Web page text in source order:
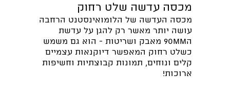
מכסה עדשה שלט רחוק
מכסה העדשה של הלומואינסטנט הרחבה
עושה יותר מאשר רק להגן על עדשת
ה90mm מאבק ושריטות - הוא גם משמש
כשלט רחוק המאפשר דיוקנאות עצמיים
קלים ונוחים, תמונות קבוצתיות וחשיפות
ארוכות!